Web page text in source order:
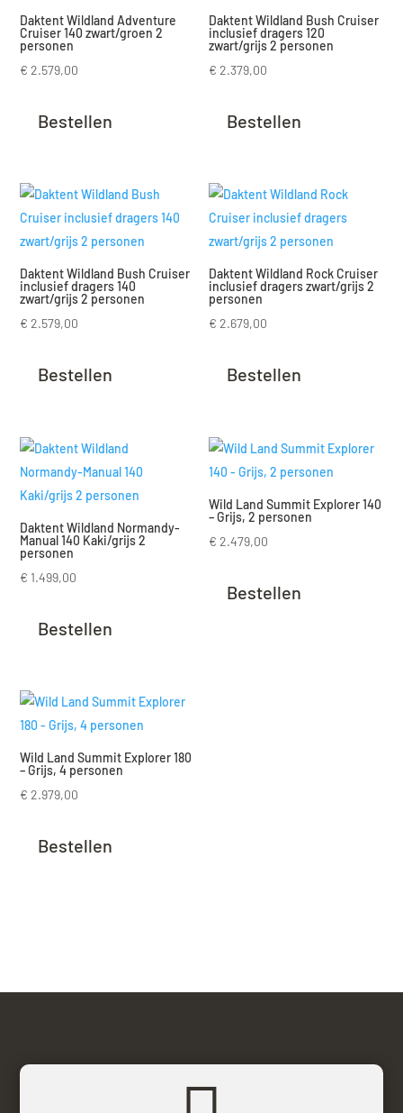
Daktent Wildland Adventure
Cruiser 140 zwart/groen 2
personen
€ 2.579,00
Bestellen
Daktent Wildland Bush Cruiser
inclusief dragers 120
zwart/grijs 2 personen
€ 2.379,00
Bestellen
Daktent Wildland Bush Cruiser
inclusief dragers 140
zwart/grijs 2 personen
€ 2.579,00
Bestellen
Daktent Wildland Rock Cruiser
inclusief dragers zwart/grijs 2
personen
€ 2.679,00
Bestellen
Daktent Wildland Normandy-
Manual 140 Kaki/grijs 2
personen
€ 1.499,00
Bestellen
Wild Land Summit Explorer 140
– Grijs, 2 personen
€ 2.479,00
Bestellen
Wild Land Summit Explorer 180
– Grijs, 4 personen
€ 2.979,00
Bestellen